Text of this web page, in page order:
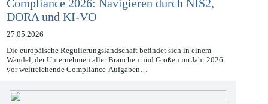
Compliance 2026: Navigieren durch NIS2,
DORA und KI-VO
27.05.2026
Die europäische Regulierungslandschaft befindet sich in einem
Wandel, der Unternehmen aller Branchen und Größen im Jahr 2026